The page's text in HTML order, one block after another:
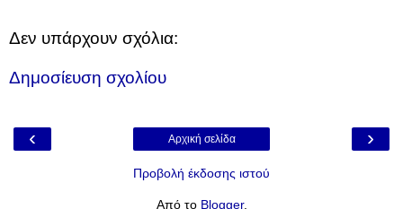
Δεν υπάρχουν σχόλια:
Δημοσίευση σχολίου
‹ ›
Αρχική σελίδα
Προβολή έκδοσης ιστού
Από το Blogger.